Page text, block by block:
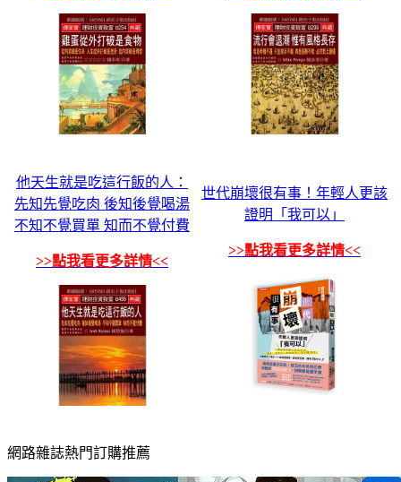
他天生就是吃這行飯的人：
先知先覺吃肉 後知後覺喝湯
不知不覺買單 知而不覺付費
>>點我看更多詳情<<
世代崩壞很有事！年輕人更該
證明「我可以」
>>點我看更多詳情<<
網路雜誌熱門訂購推薦